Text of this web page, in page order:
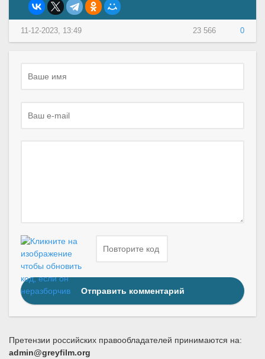
23 566 0
11-12-2023, 13:49
Отправить комментарий
Претензии российских правообладателей принимаются на:
admin@greyfilm.org